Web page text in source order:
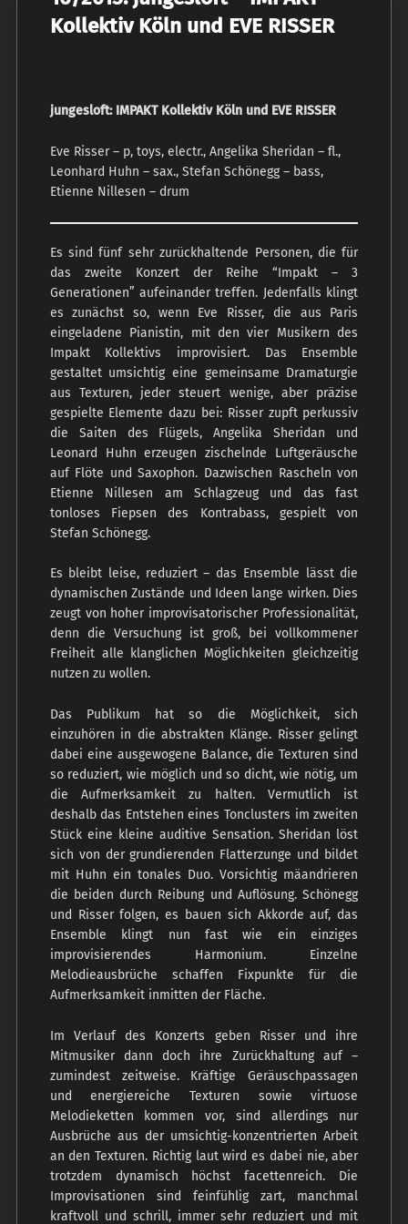
Kollektiv Köln und EVE RISSER
jungesloft: IMPAKT Kollektiv Köln und EVE RISSER
Eve Risser – p, toys, electr., Angelika Sheridan – fl.,
Leonhard Huhn – sax., Stefan Schönegg – bass,
Etienne Nillesen – drum
Es sind fünf sehr zurückhaltende Personen, die für
das zweite Konzert der Reihe “Impakt – 3
Generationen” aufeinander treffen. Jedenfalls klingt
es zunächst so, wenn Eve Risser, die aus Paris
eingeladene Pianistin, mit den vier Musikern des
Impakt Kollektivs improvisiert. Das Ensemble
gestaltet umsichtig eine gemeinsame Dramaturgie
aus Texturen, jeder steuert wenige, aber präzise
gespielte Elemente dazu bei: Risser zupft perkussiv
die Saiten des Flügels, Angelika Sheridan und
Leonard Huhn erzeugen zischelnde Luftgeräusche
auf Flöte und Saxophon. Dazwischen Rascheln von
Etienne Nillesen am Schlagzeug und das fast
tonloses Fiepsen des Kontrabass, gespielt von
Stefan Schönegg.
Es bleibt leise, reduziert – das Ensemble lässt die
dynamischen Zustände und Ideen lange wirken. Dies
zeugt von hoher improvisatorischer Professionalität,
denn die Versuchung ist groß, bei vollkommener
Freiheit alle klanglichen Möglichkeiten gleichzeitig
nutzen zu wollen.
Das Publikum hat so die Möglichkeit, sich
einzuhören in die abstrakten Klänge. Risser gelingt
dabei eine ausgewogene Balance, die Texturen sind
so reduziert, wie möglich und so dicht, wie nötig, um
die Aufmerksamkeit zu halten. Vermutlich ist
deshalb das Entstehen eines Tonclusters im zweiten
Stück eine kleine auditive Sensation. Sheridan löst
sich von der grundierenden Flatterzunge und bildet
mit Huhn ein tonales Duo. Vorsichtig mäandrieren
die beiden durch Reibung und Auflösung. Schönegg
und Risser folgen, es bauen sich Akkorde auf, das
Ensemble klingt nun fast wie ein einziges
improvisierendes Harmonium. Einzelne
Melodieausbrüche schaffen Fixpunkte für die
Aufmerksamkeit inmitten der Fläche.
Im Verlauf des Konzerts geben Risser und ihre
Mitmusiker dann doch ihre Zurückhaltung auf –
zumindest zeitweise. Kräftige Geräuschpassagen
und energiereiche Texturen sowie virtuose
Melodieketten kommen vor, sind allerdings nur
Ausbrüche aus der umsichtig-konzentrierten Arbeit
an den Texturen. Richtig laut wird es dabei nie, aber
trotzdem dynamisch höchst facettenreich. Die
Improvisationen sind feinfühlig zart, manchmal
kraftvoll und schrill, immer sehr reduziert und mit